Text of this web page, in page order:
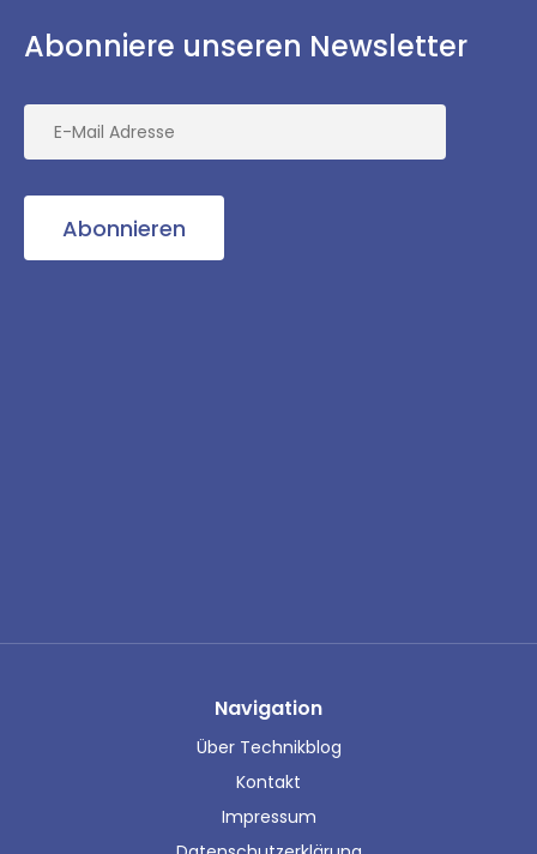
Abonniere unseren Newsletter
Abonnieren
Navigation
Über Technikblog
Kontakt
Impressum